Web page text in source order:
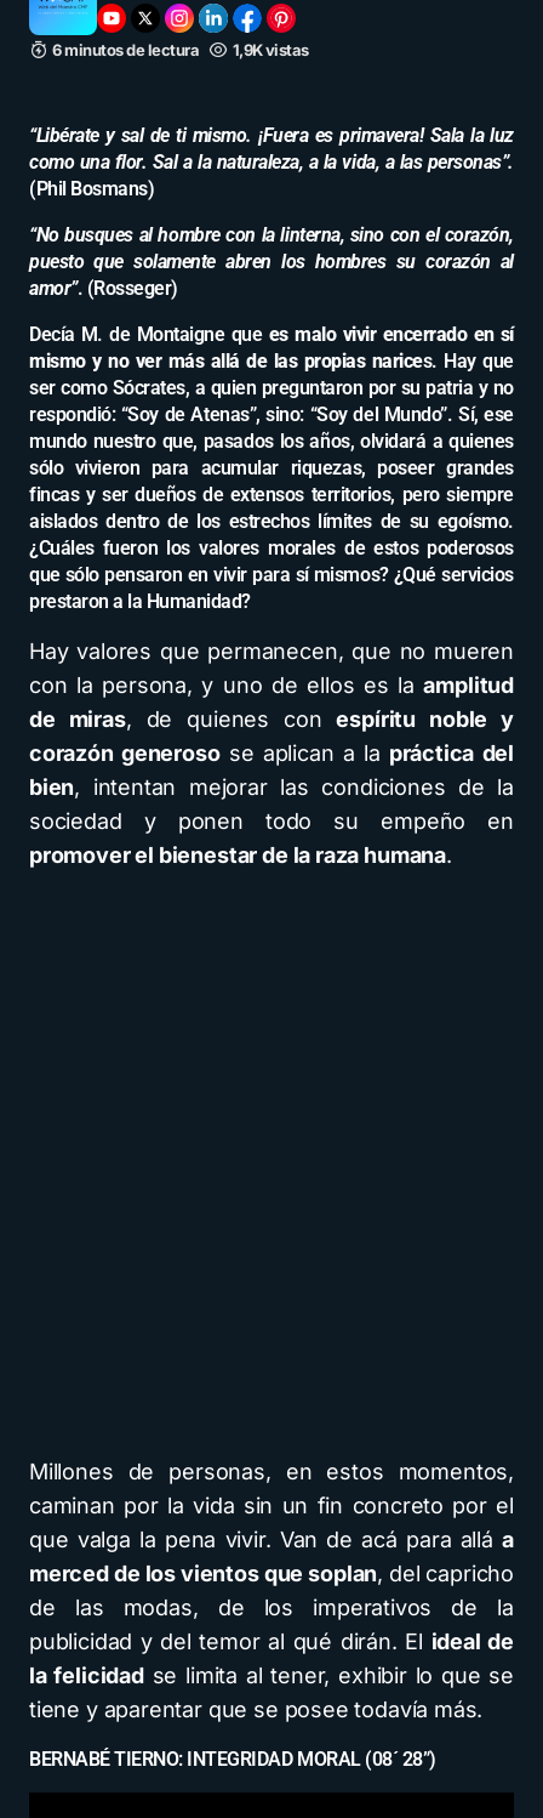
6 minutos de lectura 1,9K vistas
“Libérate y sal de ti mismo. ¡Fuera es primavera! Sala la luz
como una flor. Sal a la naturaleza, a la vida, a las personas”.
(Phil Bosmans)
“No busques al hombre con la linterna, sino con el corazón,
puesto que solamente abren los hombres su corazón al
amor”. (Rosseger)
Decía M. de Montaigne que es malo vivir encerrado en sí
mismo y no ver más allá de las propias narices. Hay que
ser como Sócrates, a quien preguntaron por su patria y no
respondió: “Soy de Atenas”, sino: “Soy del Mundo”. Sí, ese
mundo nuestro que, pasados los años, olvidará a quienes
sólo vivieron para acumular riquezas, poseer grandes
fincas y ser dueños de extensos territorios, pero siempre
aislados dentro de los estrechos límites de su egoísmo.
¿Cuáles fueron los valores morales de estos poderosos
que sólo pensaron en vivir para sí mismos? ¿Qué servicios
prestaron a la Humanidad?
Hay valores que permanecen, que no mueren
con la persona, y uno de ellos es laamplitud
de miras, de quienes conespíritu noble y
corazón generosose aplican a la práctica del
bien, intentan mejorar las condiciones de la
sociedad y ponen todo su empeño en
promover el bienestar de la raza humana.
Millones de personas, en estos momentos,
caminan por la vida sin un fin concreto por el
que valga la pena vivir. Van de acá para alláa
merced de los vientos que soplan, del capricho
de las modas, de los imperativos de la
publicidad y del temor al qué dirán. El ideal de
la felicidadse limita al tener, exhibir lo que se
tiene y aparentar que se posee todavía más.
BERNABÉ TIERNO: INTEGRIDAD MORAL (08´ 28”)